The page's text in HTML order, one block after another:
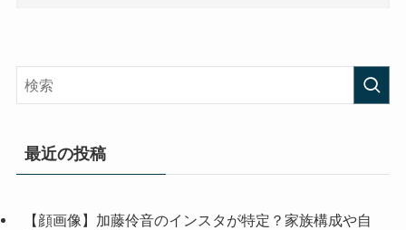
最近の投稿
【顔画像】加藤伶音のインスタが特定？家族構成や自